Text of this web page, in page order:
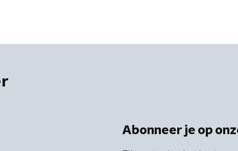
Abonneer je op